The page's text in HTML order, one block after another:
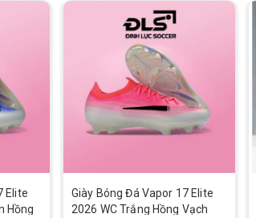
Elite
Hồng
Giày Bóng Đá Vapor 17 Elite
2026 WC Trắng Hồng Vạch